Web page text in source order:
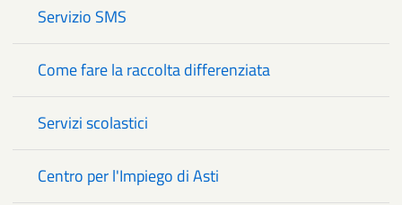
Servizio SMS
Come fare la raccolta differenziata
Servizi scolastici
Centro per l'Impiego di Asti